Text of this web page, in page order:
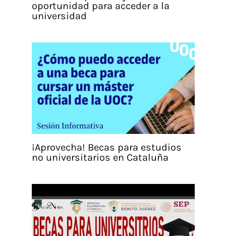
oportunidad para acceder a la
universidad
¡Aprovecha! Becas para estudios
no universitarios en Cataluña